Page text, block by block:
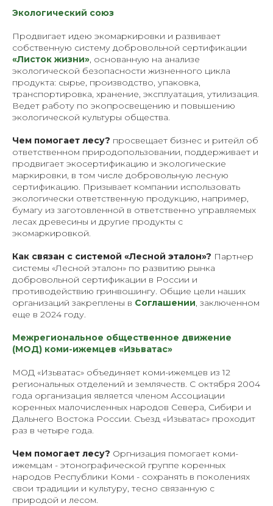
Экологический союз
Продвигает идею экомаркировки и развивает
собственную систему добровольной сертификации
«Листок жизни» , основанную на анализе
экологической безопасности жизненного цикла
продукта: сырье, производство, упаковка,
транспортировка, хранение, эксплуатация, утилизация.
Ведет работу по экопросвещению и повышению
экологической культуры общества.
Чем помогает лесу? просвещает бизнес и ритейл об
ответственном природопользовании, поддерживает и
продвигает экосертификацию и экологические
маркировки, в том числе добровольную лесную
сертификацию. Призывает компании использовать
экологически ответственную продукцию, например,
бумагу из заготовленной в ответственно управляемых
лесах древесины и другие продукты с
экомаркировкой.
Как связан с системой «Лесной эталон»? Партнер
системы «Лесной эталон» по развитию рынка
добровольной сертификации в России и
противодействию гринвошингу. Общие цели наших
организаций закреплены в Соглашении , заключенном
еще в 2024 году.
Межрегиональное общественное движение
(МОД) коми-ижемцев «Изьватас»
МОД «Изьватас» объединяет коми-ижемцев из 12
региональных отделений и землячеств. С октября 2004
года организация является членом Ассоциации
коренных малочисленных народов Севера, Сибири и
Дальнего Востока России. Съезд «Изьватас» проходит
раз в четыре года.
Чем помогает лесу? Оргнизация помогает коми-
ижемцам - этонографической группе коренных
народов Республики Коми - сохранять в поколениях
свои традиции и культуру, тесно связанную с
природой и лесом.